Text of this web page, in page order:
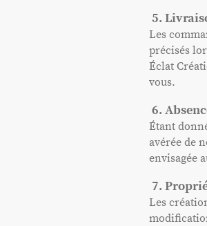
5.
Les
précisés
Éclat
vous.
6.
Étant
avérée de
envisagée
7.
Les